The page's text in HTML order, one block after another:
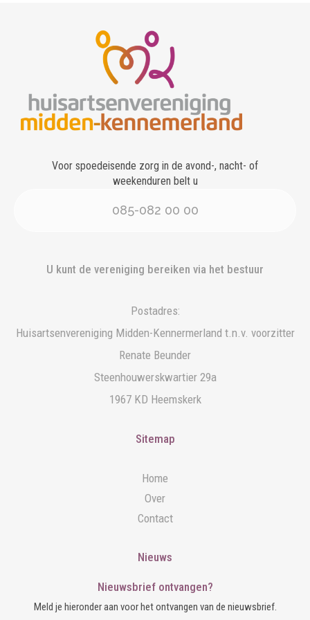
Voor spoedeisende zorg in de avond-, nacht- of
weekenduren belt u
085-082 00 00
U kunt de vereniging bereiken via het bestuur
Postadres:
Huisartsenvereniging Midden-Kennermerland t.n.v. voorzitter
Renate Beunder
Steenhouwerskwartier 29a
1967 KD Heemskerk
Sitemap
Home
Over
Contact
Nieuws
Nieuwsbrief ontvangen?
Meld je hieronder aan voor het ontvangen van de nieuwsbrief.